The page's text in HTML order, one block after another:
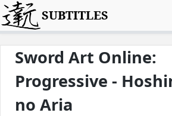
SUBTITLES
Sword Art Online:
Progressive -
no Aria